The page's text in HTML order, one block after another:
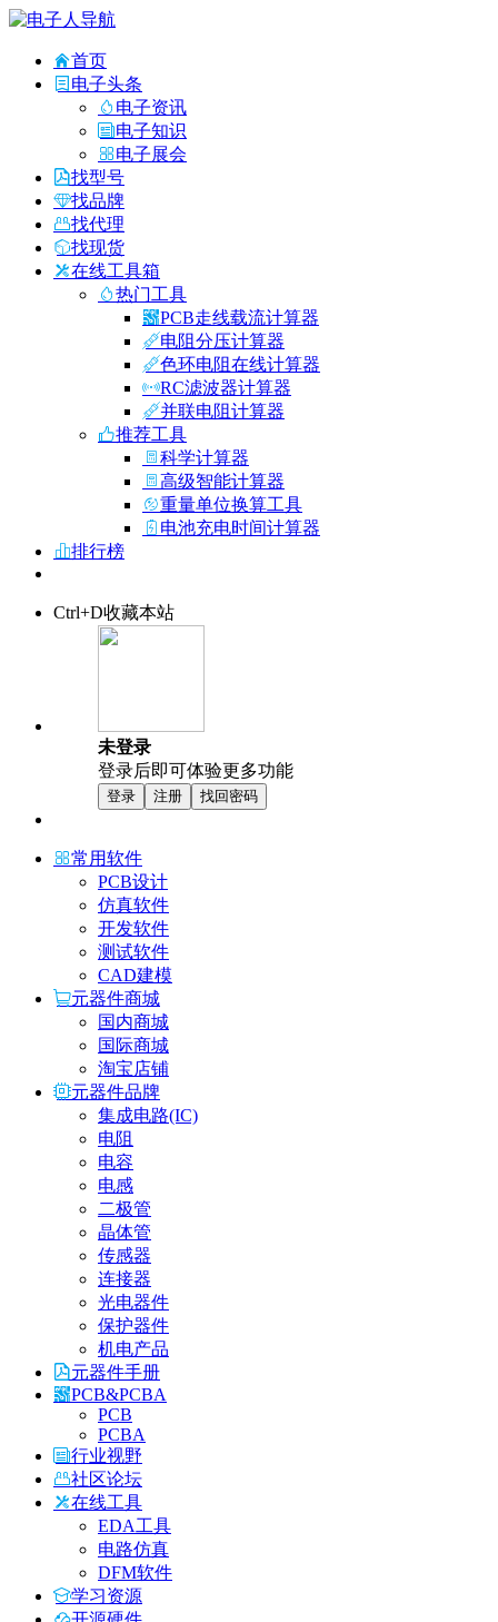
首页
电子头条
电子资讯
电子知识
电子展会
找型号
找品牌
找代理
找现货
在线工具箱
热门工具
PCB走线载流计算器
电阻分压计算器
色环电阻在线计算器
RC滤波器计算器
并联电阻计算器
推荐工具
科学计算器
高级智能计算器
重量单位换算工具
电池充电时间计算器
排行榜
Ctrl+D收藏本站
未登录
登录后即可体验更多功能
登录 注册 找回密码
常用软件
PCB设计
仿真软件
开发软件
测试软件
CAD建模
元器件商城
国内商城
国际商城
淘宝店铺
元器件品牌
集成电路(IC)
电阻
电容
电感
二极管
晶体管
传感器
连接器
光电器件
保护器件
机电产品
元器件手册
PCB&PCBA
PCB
PCBA
行业视野
社区论坛
在线工具
EDA工具
电路仿真
DFM软件
学习资源